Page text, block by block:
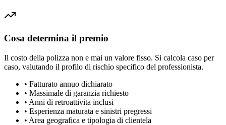
Cosa determina il premio
Il costo della polizza non e mai un valore fisso. Si calcola caso per
caso, valutando il profilo di rischio specifico del professionista.
• Fatturato annuo dichiarato
• Massimale di garanzia richiesto
• Anni di retroattivita inclusi
• Esperienza maturata e sinistri pregressi
• Area geografica e tipologia di clientela